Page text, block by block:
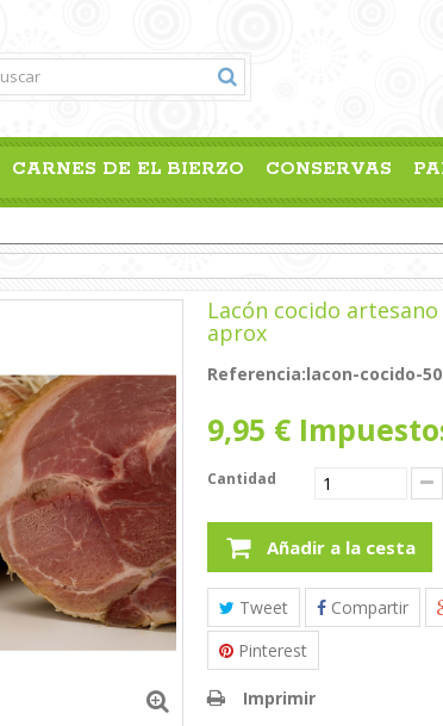
CARNES DE EL BIERZO CONSERVAS
Lacón cocido
aprox
Referencia:lacon-cocido-
9,95 €
Cantidad
Añadir a la cesta
Tweet Compartir
Pinterest
Imprimir